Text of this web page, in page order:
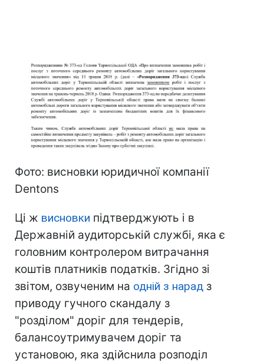
Фото: висновки юридичної компанії
Dentons
Ці ж висновки підтверджують і в
Державній аудиторській службі, яка є
головним контролером витрачання
коштів платників податків. Згідно зі
звітом, озвученим на одній з нарад з
приводу гучного скандалу з
"розділом" доріг для тендерів,
балансоутримувачем доріг та
установою, яка здійснила розподіл